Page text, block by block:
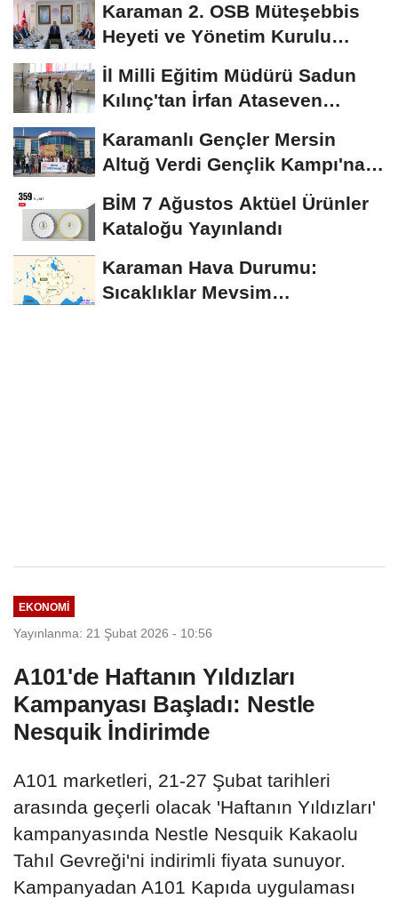
Karaman 2. OSB Müteşebbis
Heyeti ve Yönetim Kurulu
Toplantısı Gerçekleştirildi
İl Milli Eğitim Müdürü Sadun
Kılınç'tan İrfan Ataseven
Karamanlı Gençler Mersin
Altuğ Verdi Gençlik Kampı'na
Uğurlandı
BİM 7 Ağustos Aktüel Ürünler
Kataloğu Yayınlandı
Karaman Hava Durumu:
Sıcaklıklar Mevsim
EKONOMI
Yayınlanma: 21 Şubat 2026 - 10:56
A101'de Haftanın Yıldızları
Kampanyası Başladı: Nestle
Nesquik İndirimde
A101 marketleri, 21-27 Şubat tarihleri
arasında geçerli olacak 'Haftanın Yıldızları'
kampanyasında Nestle Nesquik Kakaolu
Tahıl Gevreği'ni indirimli fiyata sunuyor.
Kampanyadan A101 Kapıda uygulaması